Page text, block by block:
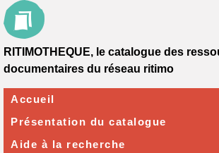
RITIMOTHEQUE, le catalogue des
documentaires du réseau ritimo
Accueil
Présentation du catalogue
Aide à la recherche